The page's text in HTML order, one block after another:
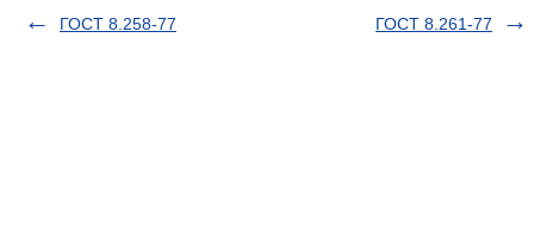
ГОСТ 8.258-77
ГОСТ 8.261-77